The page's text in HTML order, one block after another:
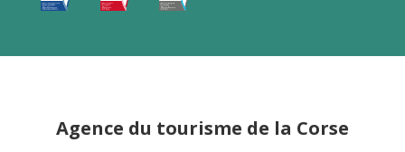
Agence du tourisme de la Corse